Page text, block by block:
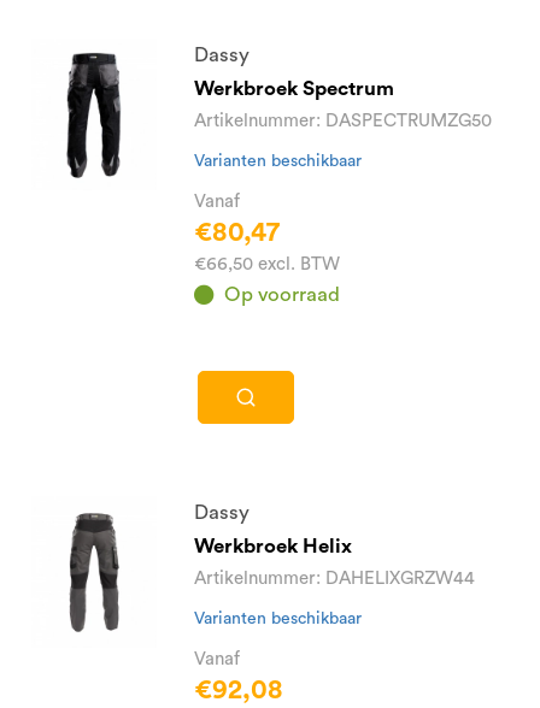
Dassy
Werkbroek Spectrum
Artikelnummer: DASPECTRUMZG50
Varianten beschikbaar
Vanaf
€80,47
€66,50 excl. BTW
Op voorraad
Dassy
Werkbroek Helix
Artikelnummer: DAHELIXGRZW44
Varianten beschikbaar
Vanaf
€92,08